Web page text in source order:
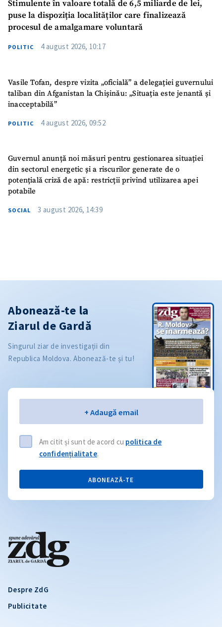
Stimulente în valoare totală de 6,5 miliarde de lei,
puse la dispoziția localităților care finalizează
procesul de amalgamare voluntară
POLITIC 4 august 2026, 10:17
Vasile Tofan, despre vizita „oficială” a delegației guvernului
taliban din Afganistan la Chișinău: „Situația este jenantă și
inacceptabilă”
POLITIC 4 august 2026, 09:52
Guvernul anunță noi măsuri pentru gestionarea situației
din sectorul energetic și a riscurilor generate de o
potențială criză de apă: restricții privind utilizarea apei
potabile
SOCIAL 3 august 2026, 14:39
Despre ZdG
Publicitate
Abonează-te la
Ziarul de Gardă
Singurul ziar de investigații din
Republica Moldova. Abonează-te și tu!
+ Adaugă email
Am citit și sunt de acord cu politica de
confidențialitate.
ABONEAZĂ-TE